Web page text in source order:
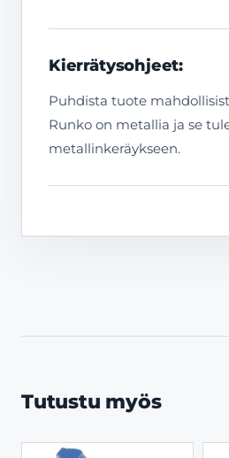
Kierrätysohjeet:
Puhdista tuote
Runko on metallia ja se
metallinkeräykseen.
Tutustu myös